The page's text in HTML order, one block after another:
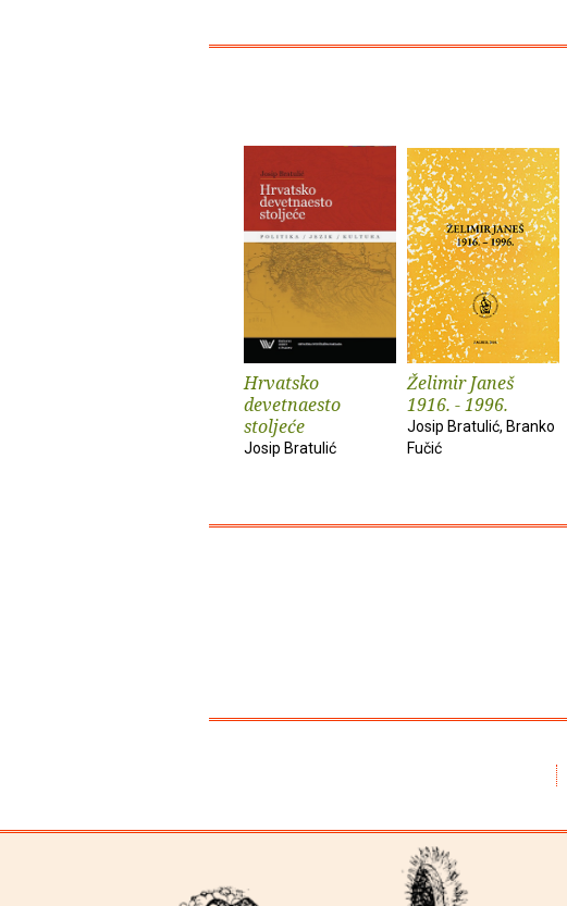
Hrvatsko
devetnaesto
stoljeće
Josip Bratulić
Želimir Janeš
1916. - 1996.
Josip Bratulić, Branko
Fučić